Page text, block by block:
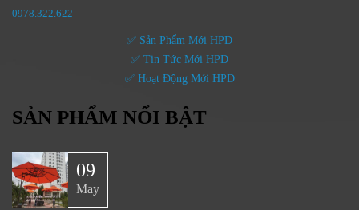
0978.322.622
✅ Sản Phẩm Mới HPD
✅ Tin Tức Mới HPD
✅ Hoạt Động Mới HPD
SẢN PHẨM NỔI BẬT
09
May